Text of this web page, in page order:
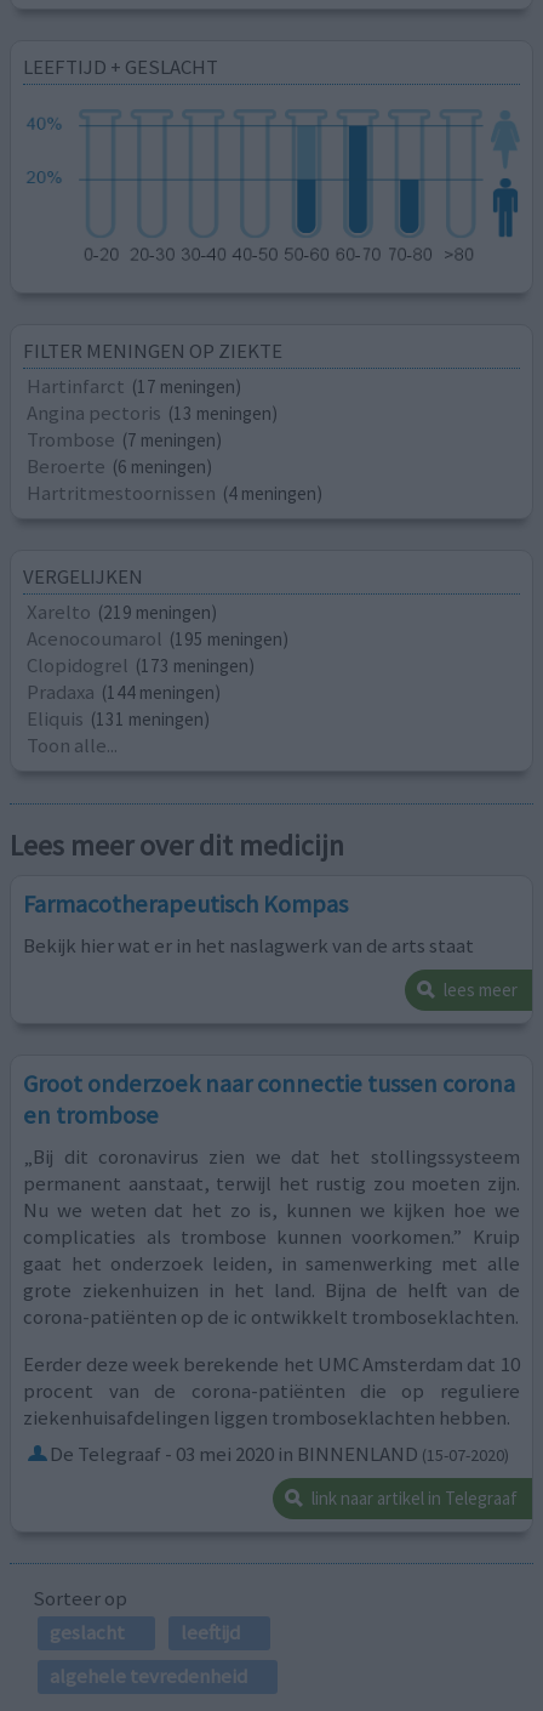
LEEFTIJD + GESLACHT
FILTER MENINGEN OP ZIEKTE
Hartinfarct (17 meningen)
Angina pectoris (13 meningen)
Trombose (7 meningen)
Beroerte (6 meningen)
Hartritmestoornissen (4 meningen)
VERGELIJKEN
Xarelto (219 meningen)
Acenocoumarol (195 meningen)
Clopidogrel (173 meningen)
Pradaxa (144 meningen)
Eliquis (131 meningen)
Toon alle...
Lees meer over dit medicijn
Farmacotherapeutisch Kompas
Bekijk hier wat er in het naslagwerk van de arts staat
lees meer
Groot onderzoek naar connectie tussen corona
en trombose
„Bij dit coronavirus zien we dat het stollingssysteem
permanent aanstaat, terwijl het rustig zou moeten zijn.
Nu we weten dat het zo is, kunnen we kijken hoe we
complicaties als trombose kunnen voorkomen.” Kruip
gaat het onderzoek leiden, in samenwerking met alle
grote ziekenhuizen in het land. Bijna de helft van de
corona-patiënten op de ic ontwikkelt tromboseklachten.
Eerder deze week berekende het UMC Amsterdam dat 10
procent van de corona-patiënten die op reguliere
ziekenhuisafdelingen liggen tromboseklachten hebben.
De Telegraaf - 03 mei 2020 in BINNENLAND (15-07-2020)
link naar artikel in Telegraaf
Sorteer op
geslacht
leeftijd
algehele tevredenheid